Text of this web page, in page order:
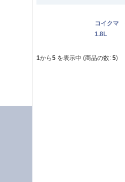
コイク
1.8L
1から5 を表示中 (商品の数: 5)